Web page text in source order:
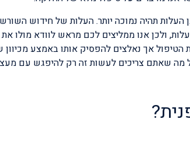
שקובע את העלות, ולכן אנו ממליצים לכם מראש לוודא
אך נאלצים להפסיק אותו באמצע
מה שאתם צריכים לעשות זה רק להיפגש עם